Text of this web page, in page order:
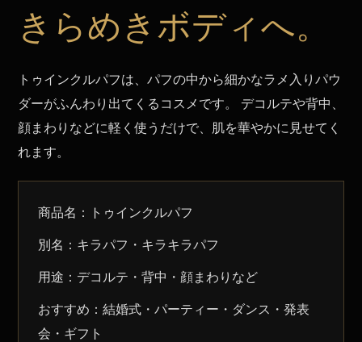
きらめきボディへ。
トゥインクルパフは、パフの中から細かなラメ入りパウ
ダーがふんわり出てくるコスメです。 デコルテや背中、
顔まわりなどに軽く使うだけで、肌を華やかに見せてく
れます。
商品名：トゥインクルパフ
別名：キラパフ・キラキラパフ
用途：デコルテ・背中・顔まわりなど
おすすめ：結婚式・パーティー・ダンス・発表
会・ギフト